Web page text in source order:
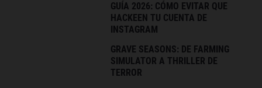
GUÍA 2026: CÓMO EVITAR QUE
HACKEEN TU CUENTA DE
INSTAGRAM
GRAVE SEASONS: DE FARMING
SIMULATOR A THRILLER DE
TERROR